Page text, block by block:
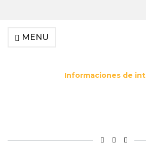
MENU
Informaciones de